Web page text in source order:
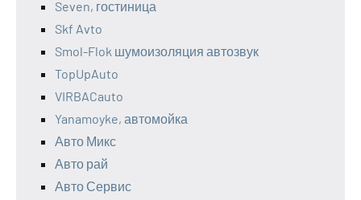
Seven, гостиница
Skf Avto
Smol-Flok шумоизоляция автозвук
TopUpAuto
VIRBACauto
Yanamoyke, автомойка
Авто Микс
Авто рай
Авто Сервис